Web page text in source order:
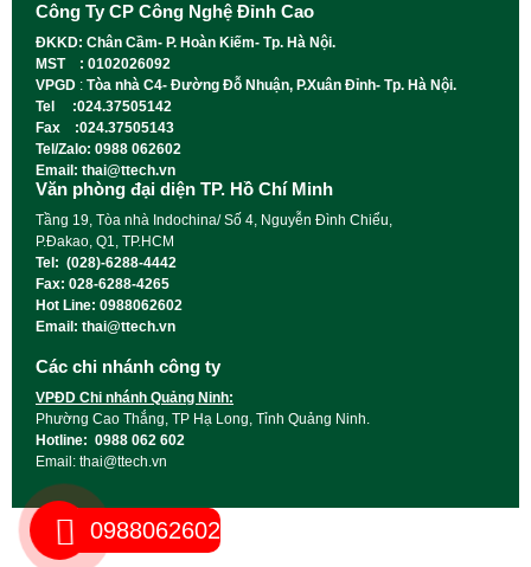
Công Ty CP Công Nghệ Đỉnh Cao
ĐKKD: Chân Cầm- P. Hoàn Kiếm- Tp. Hà Nội.
MST : 0102026092
VPGD : Tòa nhà C4- Đường Đỗ Nhuận, P.Xuân Đỉnh- Tp. Hà Nội.
Tel :024.37505142
Fax :024.37505143
Tel/Zalo: 0988 062602
Email: thai@ttech.vn
Văn phòng đại diện TP. Hồ Chí Minh
Tầng 19, Tòa nhà Indochina/ Số 4, Nguyễn Đình Chiểu,
P.Đakao, Q1, TP.HCM
Tel: (028)-6288-4442
Fax: 028-6288-4265
Hot Line: 0988062602
Email: thai@ttech.vn
Các chi nhánh công ty
VPĐD Chi nhánh Quảng Ninh:
Phường Cao Thắng, TP Hạ Long, Tỉnh Quảng Ninh.
Hotline: 0988 062 602
Email: thai@ttech.vn
0988062602